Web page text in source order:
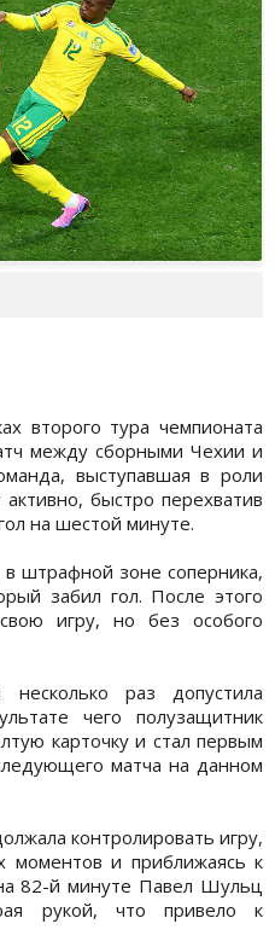
второго тура чемпионата
между сборными Чехии и
выступавшая в роли
быстро перехватив
на шестой минуте.
штрафной зоне соперника,
забил гол. После этого
игру, но без особого
несколько раз допустила
чего полузащитник
карточку и стал первым
матча на данном
контролировать игру,
моментов и приближаясь к
82-й минуте Павел Шульц
рукой, что привело к